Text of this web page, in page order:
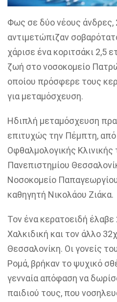
Φως σε δύο νέους άνδρες,
αντιμετώπιζαν
χάρισε ένα κοριτσάκι 2,5
ζωή στο νοσοκομείο
οποίου πρόσφερε τους
για μεταμόσχευση.
Ηδιπλή μεταμόσχευση
επιτυχώς την Πέμπτη, από
Οφθαλμολογικής Κλινικής
Πανεπιστημίου
Νοσοκομείο
καθηγητή Νικολάου Ζιάκα.
Τον ένα κερατοειδή
Χαλκιδική και τον άλλο
Θεσσαλονίκη. Οι γονείς
Ρομά, βρήκαν το ψυχικό
γενναία απόφαση να
παιδιού τους, που